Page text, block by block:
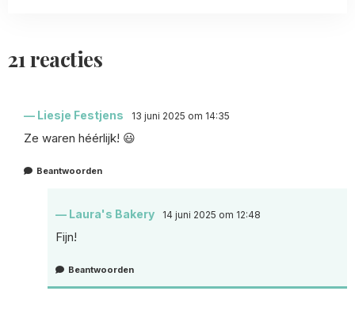
21 reacties
Liesje Festjens 13 juni 2025 om 14:35
Ze waren héérlijk! 😃
Beantwoorden
Laura's Bakery 14 juni 2025 om 12:48
Fijn!
Beantwoorden